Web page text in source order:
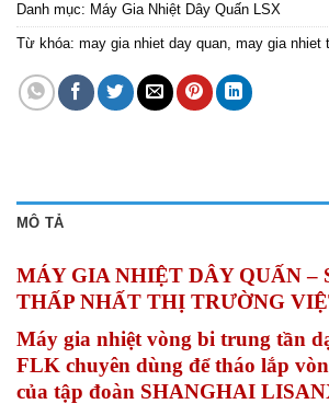
Danh mục: Máy Gia Nhiệt Dây Quấn LSX
Từ khóa: may gia nhiet day quan, may gia nhiet
MÔ TẢ
MÁY GIA NHIỆT DÂY QUẤN –
THẤP NHẤT THỊ TRƯỜNG
Máy gia nhiệt vòng bi trung tần
FLK chuyên dùng để tháo lắp
của tập đoàn SHANGHAI